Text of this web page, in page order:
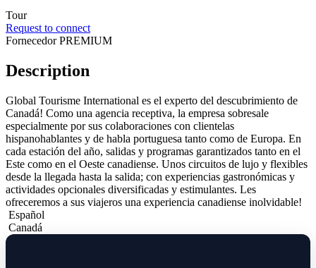
Tour
Request to connect
Fornecedor PREMIUM
Description
Global Tourisme International es el experto del descubrimiento de
Canadá! Como una agencia receptiva, la empresa sobresale
especialmente por sus colaboraciones con clientelas
hispanohablantes y de habla portuguesa tanto como de Europa. En
cada estación del año, salidas y programas garantizados tanto en el
Este como en el Oeste canadiense. Unos circuitos de lujo y flexibles
desde la llegada hasta la salida; con experiencias gastronómicas y
actividades opcionales diversificadas y estimulantes. Les
ofreceremos a sus viajeros una experiencia canadiense inolvidable!
Español
Canadá